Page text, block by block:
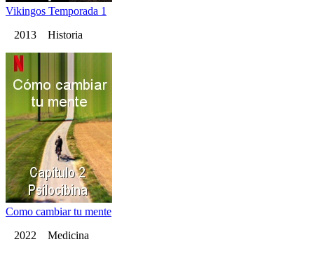
Vikingos Temporada 1
2013 Historia
Como cambiar tu mente
2022 Medicina